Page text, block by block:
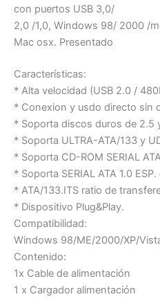
con puertos USB 3,0/
2,0 /1,0, Windows 98/ 2000 /
Mac osx. Presentado
Características:
* Alta velocidad (USB 2.0 /
* Conexion y usdo directo sin
* Soporta discos duros de 2.5
* Soporta ULTRA-ATA/133 y
* Soporta CD-ROM SERIAL ATA
* Soporta SERIAL ATA 1.0
* ATA/133.ITS ratio de
* Dispositivo Plug&Play.
Compatibilidad:
Windows 98/ME/2000/XP/
Contenido:
1x Cable de alimentación
1 x Cargador alimentación